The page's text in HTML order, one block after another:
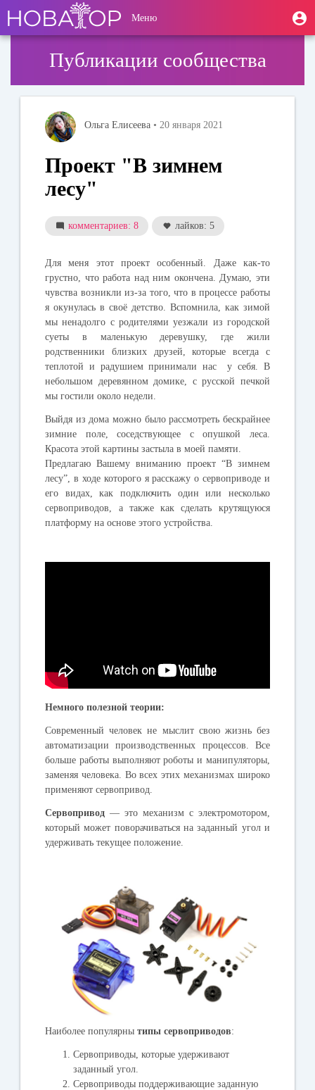
основному
содержанию
User
account
Меню
Публикации сообщества
Ольга Елисеева • 20 января 2021
Проект "В зимнем
лесу"
комментариев: 8 лайков: 5
Для меня этот проект особенный. Даже как-то
грустно, что работа над ним окончена. Думаю, эти
чувства возникли из-за того, что в процессе работы
я окунулась в своё детство. Вспомнила, как зимой
мы ненадолго с родителями уезжали из городской
суеты в маленькую деревушку, где жили
родственники близких друзей, которые всегда с
теплотой и радушием принимали нас у себя. В
небольшом деревянном домике, с русской печкой
мы гостили около недели.
Выйдя из дома можно было рассмотреть бескрайнее
зимние поле, соседствующее с опушкой леса.
Красота этой картины застыла в моей памяти.
Предлагаю Вашему вниманию проект“В зимнем
лесу”, в ходе которого я расскажу о сервоприводе и
его видах, как подключить один или несколько
сервоприводов, а также как сделать крутящуюся
платформу на основе этого устройства.
Немного полезной теории:
Современный человек не мыслит свою жизнь без
автоматизации производственных процессов. Все
больше работы выполняют роботы и манипуляторы,
заменяя человека. Во всех этих механизмах широко
применяют сервопривод.
Сервопривод— это механизм с электромотором,
который может поворачиваться на заданный угол и
удерживать текущее положение.
Наиболее популярнытипы сервоприводов:
Сервоприводы, которые удерживают
заданный угол.
Сервоприводы поддерживающие заданную